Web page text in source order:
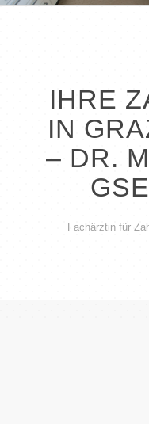
IHRE
IN
– DR.
Fachärztin für